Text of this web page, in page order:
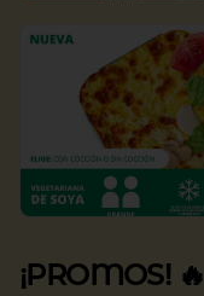
¡PROMOS! 🔥